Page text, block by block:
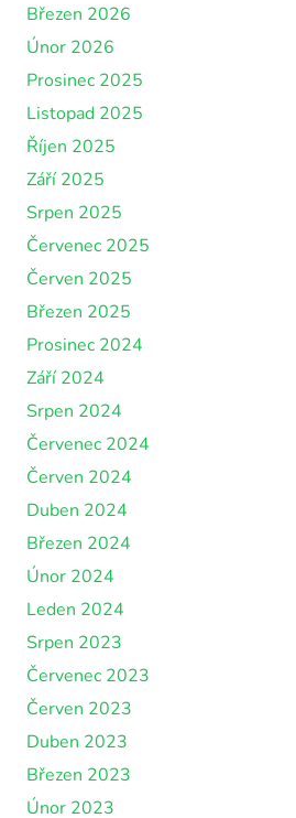
Březen 2026
Únor 2026
Prosinec 2025
Listopad 2025
Říjen 2025
Září 2025
Srpen 2025
Červenec 2025
Červen 2025
Březen 2025
Prosinec 2024
Září 2024
Srpen 2024
Červenec 2024
Červen 2024
Duben 2024
Březen 2024
Únor 2024
Leden 2024
Srpen 2023
Červenec 2023
Červen 2023
Duben 2023
Březen 2023
Únor 2023